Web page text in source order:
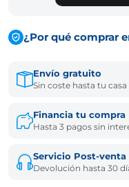
¿Por qué comprar
Envío gratuito
Sin coste hasta tu casa
Financia tu compra
Hasta 3 pagos sin
Servicio Post-venta
Devolución hasta 30